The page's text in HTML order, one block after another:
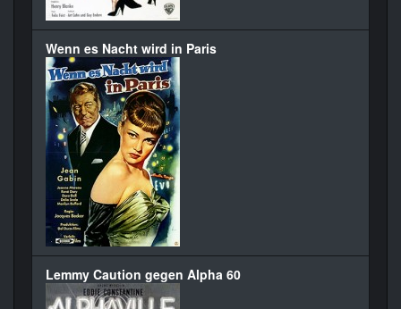
Wenn es Nacht wird in Paris
Lemmy Caution gegen Alpha 60